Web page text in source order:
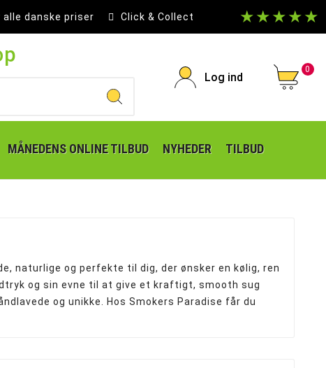
danske priser Click & Collect ★★★★★
Log ind
0
MÅNEDENS ONLINE TILBUD NYHEDER TILBUD
naturlige og perfekte til dig, der ønsker en kølig, ren
og sin evne til at give et kraftigt, smooth sug
og unikke. Hos Smokers Paradise får du